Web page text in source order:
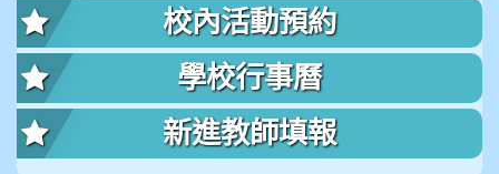
校內活動預約
學校行事曆
新進教師填報